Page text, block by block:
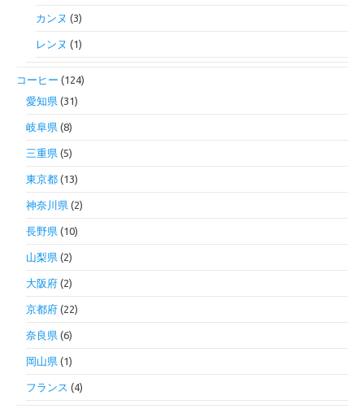
カンヌ (3)
レンヌ (1)
コーヒー (124)
愛知県 (31)
岐阜県 (8)
三重県 (5)
東京都 (13)
神奈川県 (2)
長野県 (10)
山梨県 (2)
大阪府 (2)
京都府 (22)
奈良県 (6)
岡山県 (1)
フランス (4)